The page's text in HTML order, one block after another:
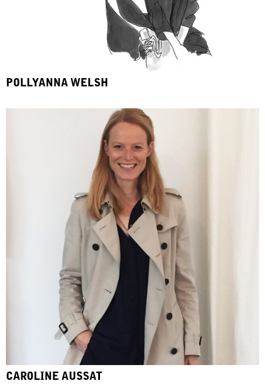
POLLYANNA WELSH
CAROLINE AUSSAT